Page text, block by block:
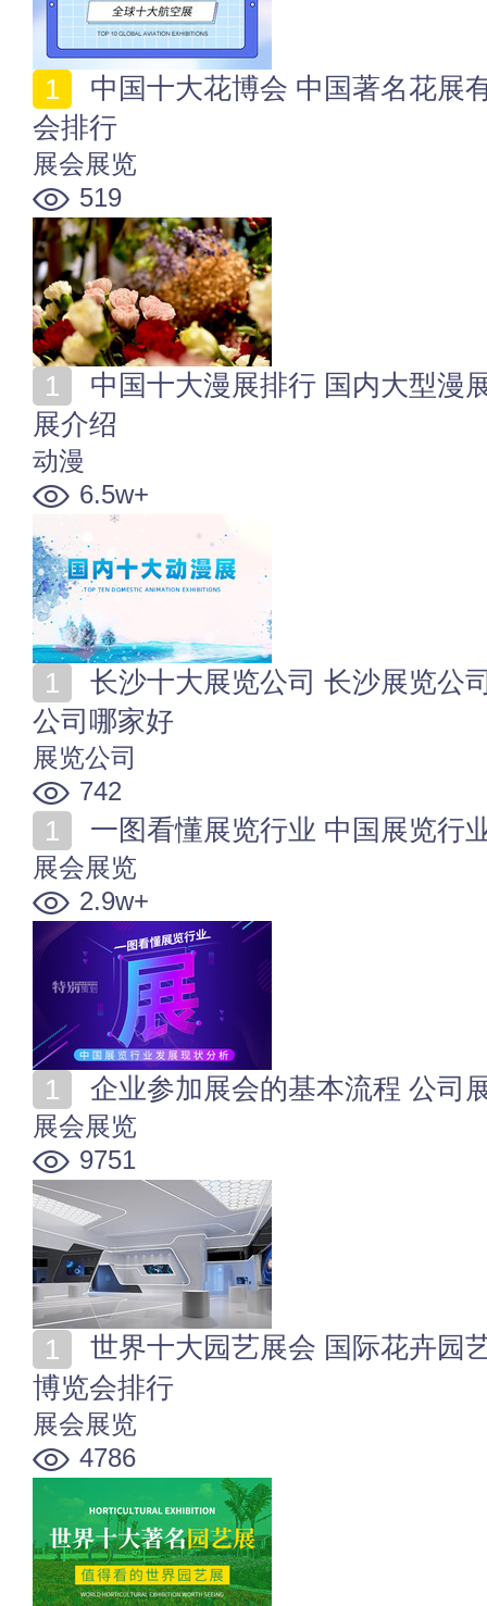
会排行
展会展览
519
展介绍
动漫
6.5w+
公司哪家好
展览公司
742
一图看懂展览行业 中国展览行
展会展览
2.9w+
企业参加展会的基本流程 公司
展会展览
9751
博览会排行
展会展览
4786